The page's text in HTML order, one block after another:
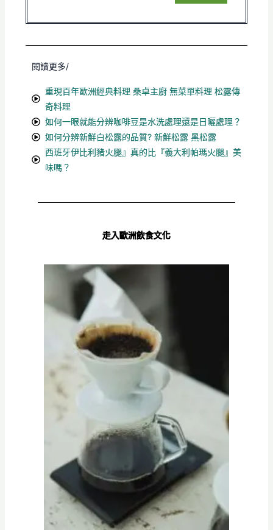
閱讀更多/
重現百年歐洲經典料理 桑卓主廚 無菜單料理 松露傳
奇料理
如何一眼就能分辨咖啡豆是水洗處理還是日曬處理？
如何分辨新鮮白松露的品質? 新鮮松露 黑松露
西班牙伊比利豬火腿』真的比『義大利帕瑪火腿』美
味嗎？
走入歐洲飲食文化